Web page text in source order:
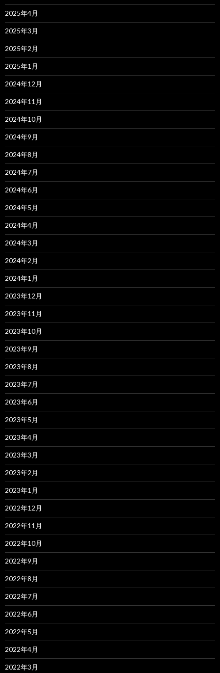
2025年4月
2025年3月
2025年2月
2025年1月
2024年12月
2024年11月
2024年10月
2024年9月
2024年8月
2024年7月
2024年6月
2024年5月
2024年4月
2024年3月
2024年2月
2024年1月
2023年12月
2023年11月
2023年10月
2023年9月
2023年8月
2023年7月
2023年6月
2023年5月
2023年4月
2023年3月
2023年2月
2023年1月
2022年12月
2022年11月
2022年10月
2022年9月
2022年8月
2022年7月
2022年6月
2022年5月
2022年4月
2022年3月